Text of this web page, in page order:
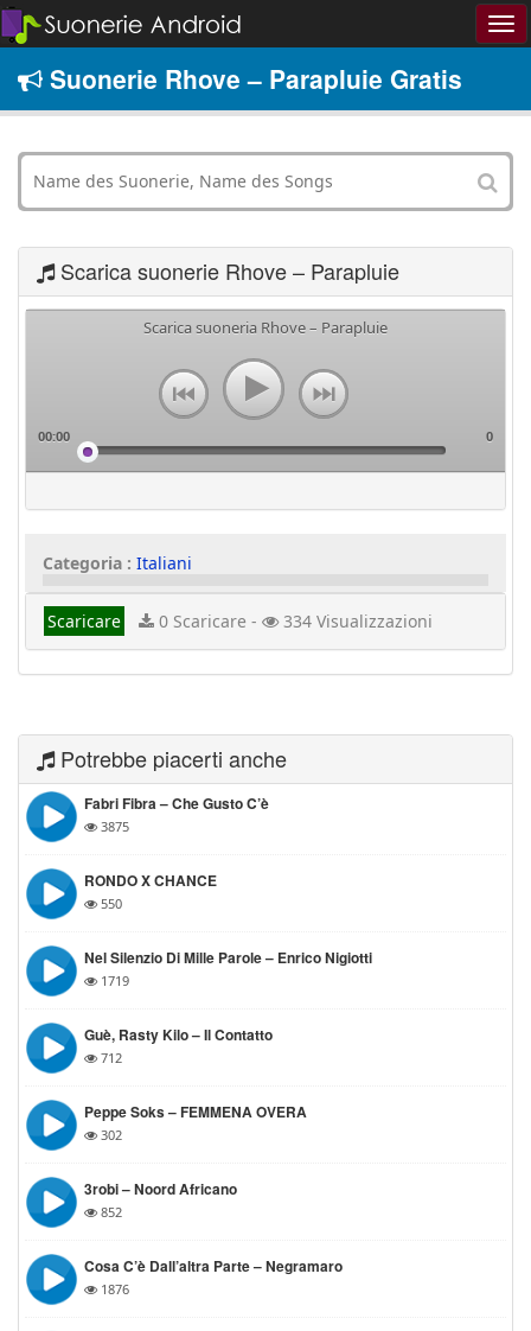
Suonerie Rhove – Parapluie Gratis
Scarica suonerie Rhove – Parapluie
Scarica suoneria Rhove – Parapluie
00:00 0
Categoria : Italiani
Scaricare 0 Scaricare - 334 Visualizzazioni
Potrebbe piacerti anche
Fabri Fibra – Che Gusto C’è
3875
RONDO X CHANCE
550
Nel Silenzio Di Mille Parole – Enrico Nigiotti
1719
Guè, Rasty Kilo – Il Contatto
712
Peppe Soks – FEMMENA OVERA
302
3robi – Noord Africano
852
Cosa C’è Dall’altra Parte – Negramaro
1876